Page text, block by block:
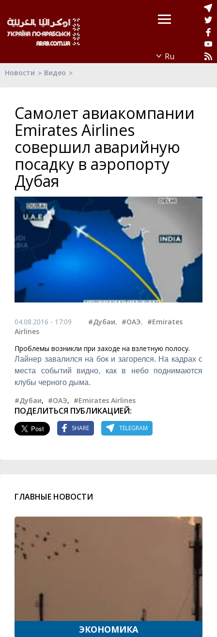
Новости Видео
Самолет авиакомпании
Emirates Airlines
совершил аварийную
посадку в аэропорту
Дубая
04.08.2016 - 17:09 #Дубаи, #ОАЭ, #Emirates
Airlines
Проблемы возникли при заходе на взлетную полосу.
Лайнер завалился на бок и загорелся. На кадрах с
места событий видно, как в небо поднимаются
клубы черного дыма.
#Дубаи, #ОАЭ, #Emirates Airlines
ПОДЕЛИТЬСЯ ПУБЛИКАЦИЕЙ:
SHARE TELEGRAM
ГЛАВНЫЕ НОВОСТИ
ЭКОНОМИКА